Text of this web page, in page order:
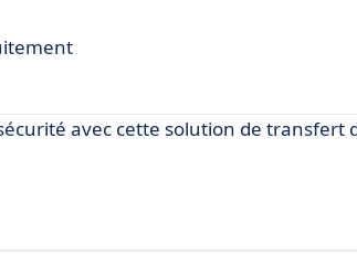
avec cette solution de transfert